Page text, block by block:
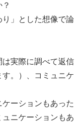
」とした想像で論
実際に調べて返信
。）、コミュニケ
ーションもあった
ニケーションもあ